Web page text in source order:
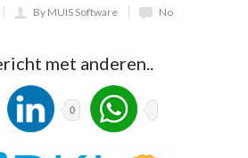
By MUIS Software
No
met anderen..
0